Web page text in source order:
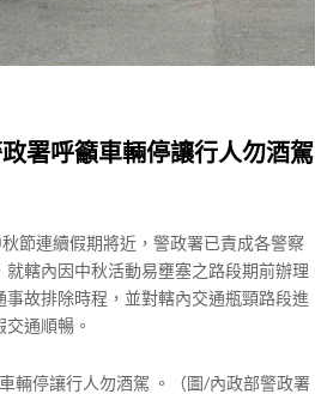
署呼籲車輛停讓行人勿酒駕
節連續假期將近，警政署已責成各警察
轄內因中秋活動易壅塞之路段期前辦理
故排除時程，並對轄內交通瓶頸路段進
通順暢。
輛停讓行人勿酒駕 。（圖/內政部警政署